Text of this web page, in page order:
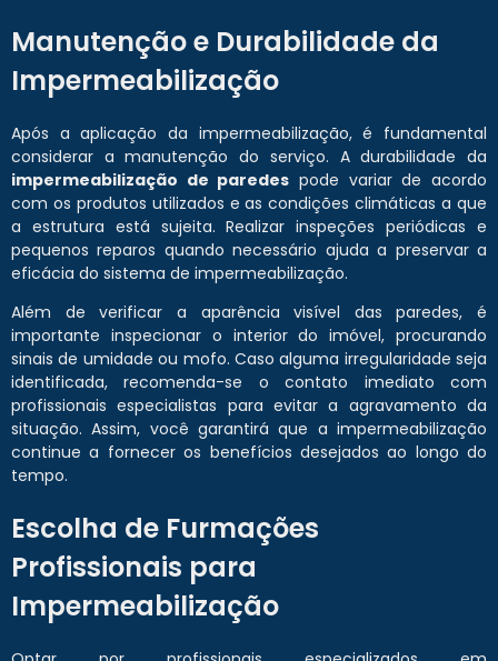
Manutenção e Durabilidade da
Impermeabilização
Após a aplicação da impermeabilização, é fundamental
considerar a manutenção do serviço. A durabilidade da
impermeabilização de paredes pode variar de acordo
com os produtos utilizados e as condições climáticas a que
a estrutura está sujeita. Realizar inspeções periódicas e
pequenos reparos quando necessário ajuda a preservar a
eficácia do sistema de impermeabilização.
Além de verificar a aparência visível das paredes, é
importante inspecionar o interior do imóvel, procurando
sinais de umidade ou mofo. Caso alguma irregularidade seja
identificada, recomenda-se o contato imediato com
profissionais especialistas para evitar a agravamento da
situação. Assim, você garantirá que a impermeabilização
continue a fornecer os benefícios desejados ao longo do
tempo.
Escolha de Furmações
Profissionais para
Impermeabilização